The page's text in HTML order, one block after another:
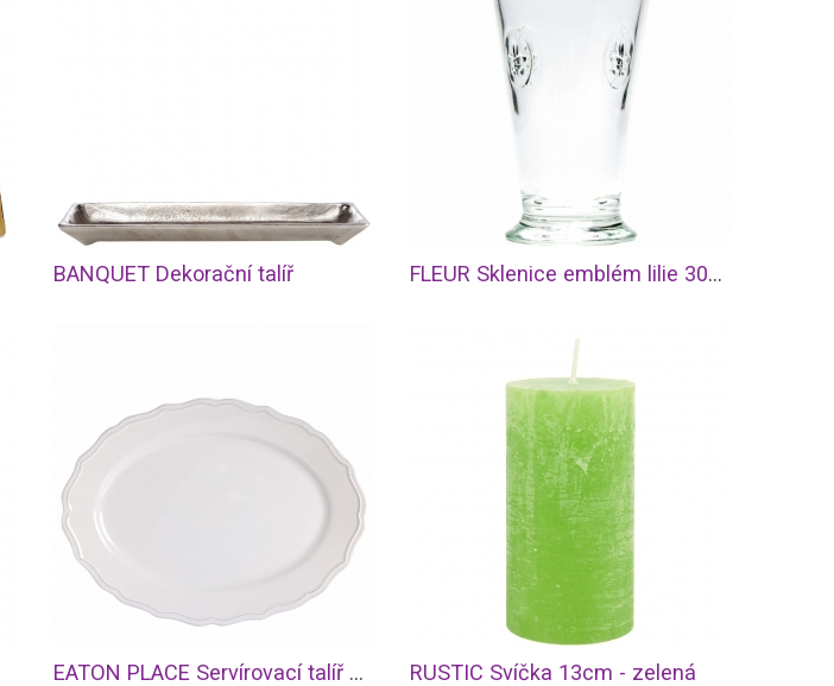
BANQUET Dekorační talíř FLEUR Sklenice emblém lilie 300 ml
EATON PLACE Servírovací talíř ø 35 cm RUSTIC Svíčka 13cm - zelená